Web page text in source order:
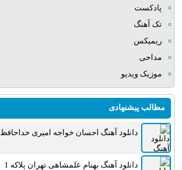
پادکست
تک آهنگ
ریمیکس
مداحی
موزیک ویدیو
مطالب پیشنهادی
دانلود آهنگ احسان خواجه امیری خداحافظ
دانلود آهنگ بهنام علمشاهی تهران پلاکه 1